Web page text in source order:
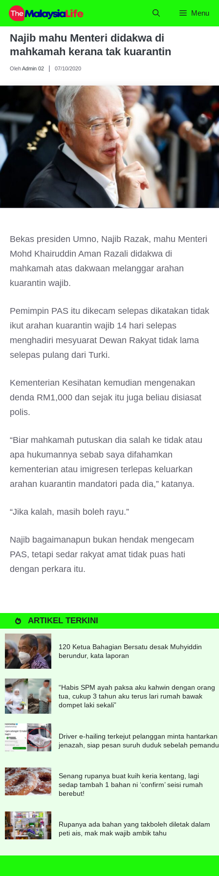
Skip
content
Menu
Najib mahu Menteri didakwa di
mahkamah kerana tak kuarantin
OlehAdmin 02 07/10/2020
Bekas presiden Umno, Najib Razak, mahu Menteri
Mohd Khairuddin Aman Razali didakwa di
mahkamah atas dakwaan melanggar arahan
kuarantin wajib.
Pemimpin PAS itu dikecam selepas dikatakan tidak
ikut arahan kuarantin wajib 14 hari selepas
menghadiri mesyuarat Dewan Rakyat tidak lama
selepas pulang dari Turki.
Kementerian Kesihatan kemudian mengenakan
denda RM1,000 dan sejak itu juga beliau disiasat
polis.
“Biar mahkamah putuskan dia salah ke tidak atau
apa hukumannya sebab saya difahamkan
kementerian atau imigresen terlepas keluarkan
arahan kuarantin mandatori pada dia,” katanya.
“Jika kalah, masih boleh rayu.”
Najib bagaimanapun bukan hendak mengecam
PAS, tetapi sedar rakyat amat tidak puas hati
dengan perkara itu.
ARTIKEL TERKINI
120 Ketua Bahagian Bersatu desak Muhyiddin
berundur, kata laporan
“Habis SPM ayah paksa aku kahwin dengan orang
tua, cukup 3 tahun aku terus lari rumah bawak
dompet laki sekali”
Driver e-hailing terkejut pelanggan minta hantarkan
jenazah, siap pesan suruh duduk sebelah pemandu
Senang rupanya buat kuih keria kentang, lagi
sedap tambah 1 bahan ni ‘confirm’ seisi rumah
berebut!
Rupanya ada bahan yang takboleh diletak dalam
peti ais, mak mak wajib ambik tahu